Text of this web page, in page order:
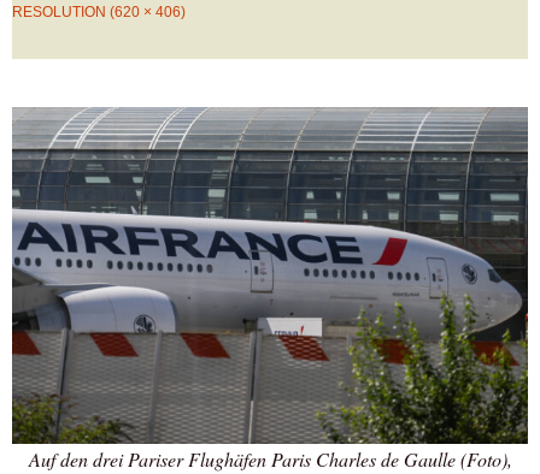
RESOLUTION (620 × 406)
Auf den drei Pariser Flughäfen Paris Charles de Gaulle (Foto),